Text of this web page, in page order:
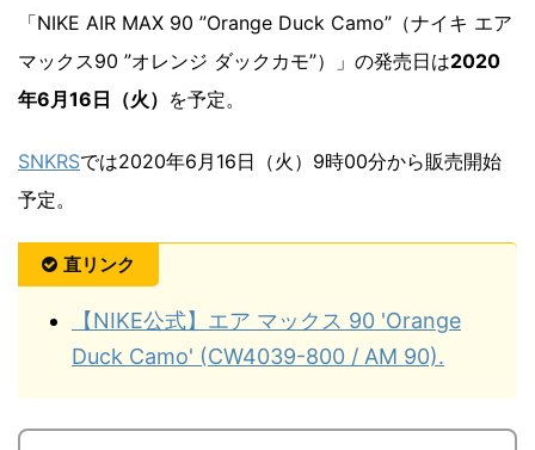
「NIKE AIR MAX 90 ”Orange Duck Camo”（ナイキ エア
マックス90 ”オレンジ ダックカモ”）」の発売日は2020
年6月16日（火） を予定。
SNKRSでは2020年6月16日（火）9時00分から販売開始
予定。
直リンク
【NIKE公式】エア マックス 90 'Orange
Duck Camo' (CW4039-800 / AM 90).